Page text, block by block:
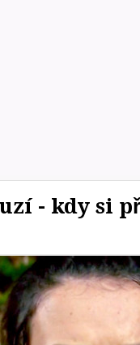
- kdy si